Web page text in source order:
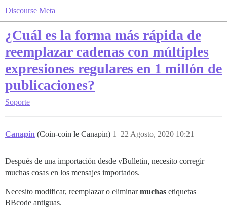
Discourse Meta
¿Cuál es la forma más rápida de
reemplazar cadenas con múltiples
expresiones regulares en 1 millón de
publicaciones?
Soporte
Canapin (Coin-coin le Canapin) 22 Agosto, 2020 10:21
1
Después de una importación desde vBulletin, necesito corregir
muchas cosas en los mensajes importados.
Necesito modificar, reemplazar o eliminarmuchas etiquetas
BBcode antiguas.